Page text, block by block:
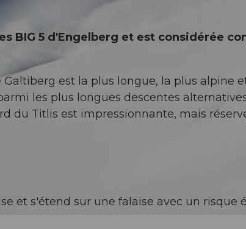
BIG 5 d'Engelberg et est considérée
est la plus longue, la plus alpine
les plus longues descentes
du Titlis est impressionnante, mais
et s'étend sur une falaise avec un risque